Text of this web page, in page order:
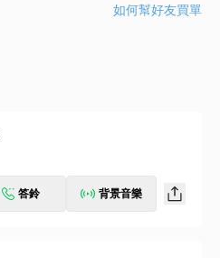
如何幫好友買單
答鈴 背景音樂